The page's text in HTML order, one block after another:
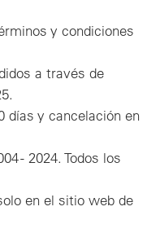
y condiciones
a través de
días y cancelación en
- 2024. Todos los
en el sitio web de